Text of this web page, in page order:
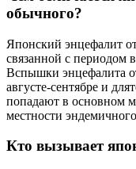
обычного?
Японский энцефалит
связанной с периодом
Вспышки энцефалита
августе-сентябре и
попадают в основном
местности
Кто вызывает